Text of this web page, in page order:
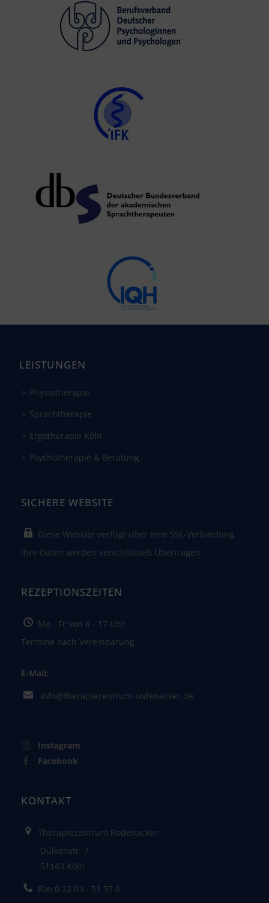
LEISTUNGEN
Physiotherapie
Sprachtherapie
Ergotherapie Köln
Psychotherapie & Beratung
SICHERE WEBSITE
Diese Website verfügt über eine SSL-Verbindung.
Ihre Daten werden verschlüsselt Übertragen.
REZEPTIONSZEITEN
Mo - Fr von 8 - 17 Uhr
Termine nach Vereinbarung
E-Mail:
info@therapiezentrum-rodenacker.de
Instagram
Facebook
KONTAKT
Therapiezentrum Rodenacker
Dülkenstr. 7
51143 Köln
Fon 0 22 03 - 53 37 6